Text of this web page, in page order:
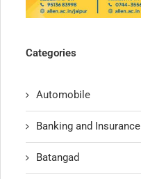
Categories
Automobile
Banking and Insurance
Batangad